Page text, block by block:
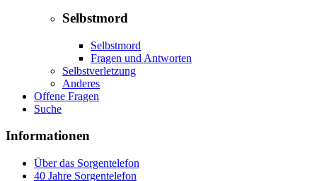
Selbstmord
Selbstmord
Fragen und Antworten
Selbstverletzung
Anderes
Offene Fragen
Suche
Informationen
Über das Sorgentelefon
40 Jahre Sorgentelefon